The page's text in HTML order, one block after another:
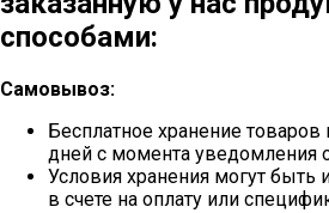
способами:
Самовывоз:
Бесплатное хранение товаров
дней с момента уведомления
Условия хранения могут быть
в счете на оплату или